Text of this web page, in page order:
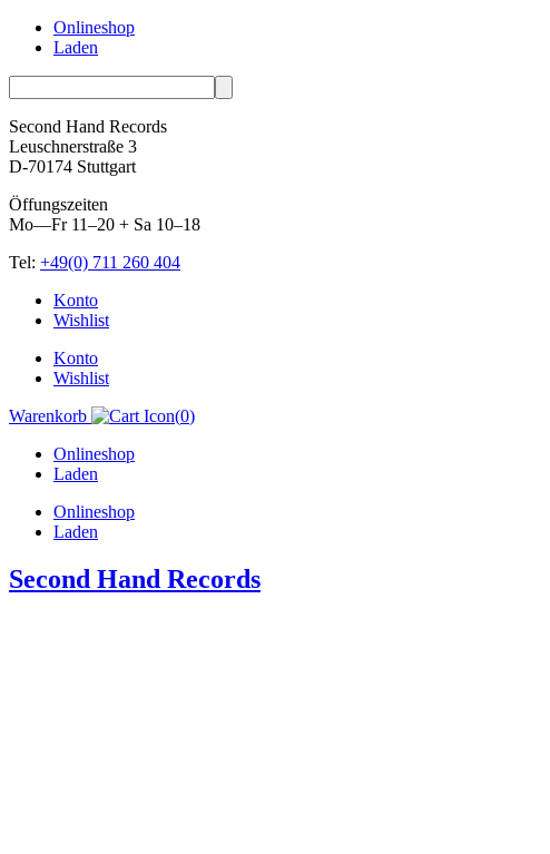
Onlineshop
Laden
Second Hand Records
Leuschnerstraße 3
D-70174 Stuttgart
Öffungszeiten
Mo—Fr 11–20 + Sa 10–18
Tel: +49(0) 711 260 404
Skip
Konto
Wishlist
Konto
Wishlist
Warenkorb
(0)
Onlineshop
Laden
Onlineshop
Laden
Second Hand Records